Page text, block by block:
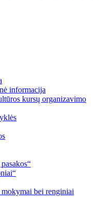
informacija
kursų organizavimo
bei renginiai